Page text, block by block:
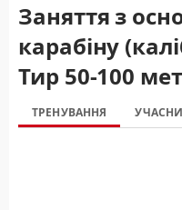
Заняття з
карабіну
Тир 50-100
ТРЕНУВАННЯ